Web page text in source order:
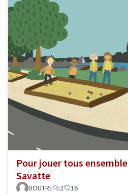
Pour jouer tous
Savatte
DOUTRE 2 16